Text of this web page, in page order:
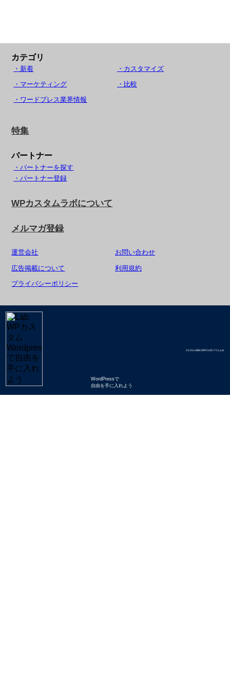
カテゴリ
・新着 ・カスタマイズ
・マーケティング ・比較
・ワードプレス業界情報
特集
パートナー
・パートナーを探す
・パートナー登録
WPカスタムラボについて
メルマガ登録
運営会社 お問い合わせ
広告掲載について 利用規約
プライバシーポリシー
WordPressで
自由を手に入れよう
©COLUMBUSPROJECT Co.,Ltd.